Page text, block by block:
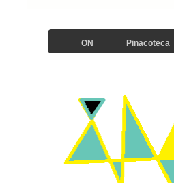
ON Pinacoteca